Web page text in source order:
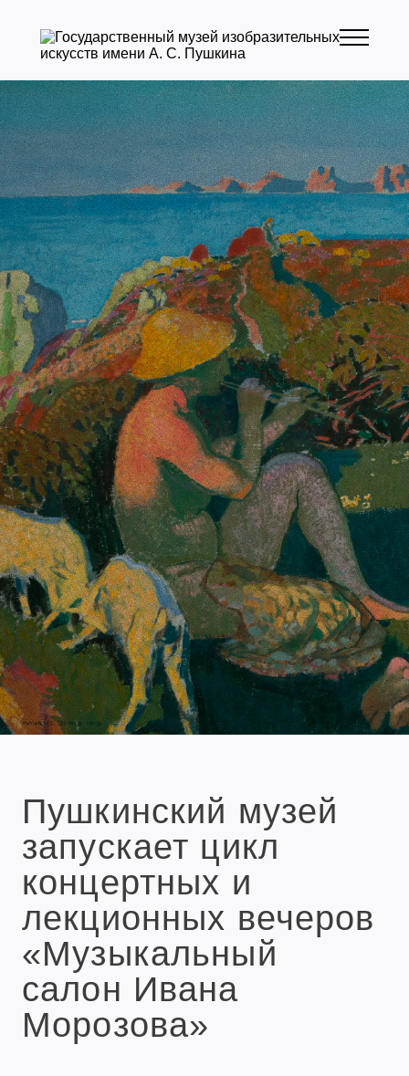
Пушкинский музей
запускает цикл
концертных и
лекционных вечеров
«Музыкальный
салон Ивана
Морозова»